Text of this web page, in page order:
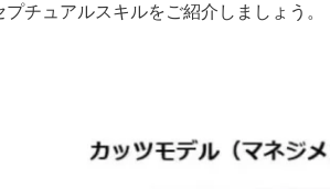
チュアルスキルをご紹介しましょう。